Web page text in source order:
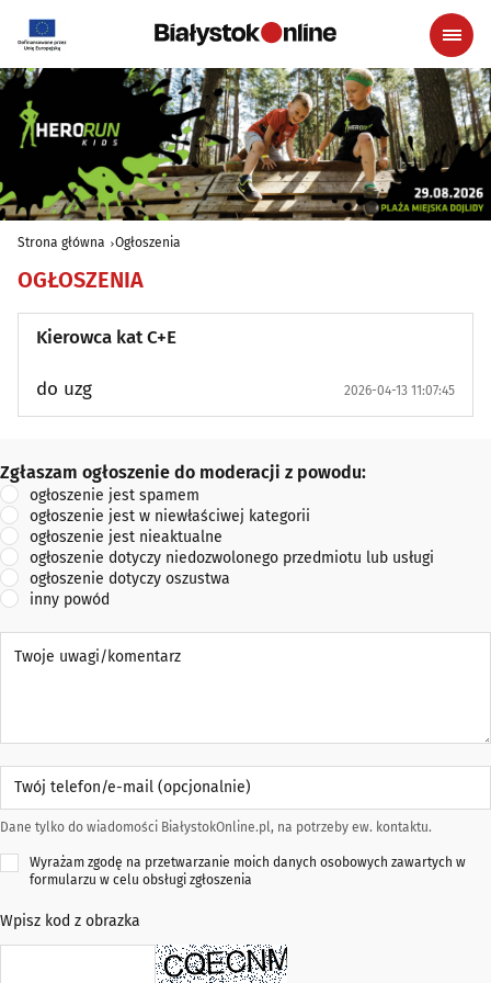
Strona główna Ogłoszenia
OGŁOSZENIA
Kierowca kat C+E
do uzg 2026-04-13 11:07:45
Zgłaszam ogłoszenie do moderacji z powodu:
Zgłaszam ogłoszenie do moderacji z powodu:
ogłoszenie jest spamem
ogłoszenie jest w niewłaściwej kategorii
ogłoszenie jest nieaktualne
ogłoszenie dotyczy niedozwolonego przedmiotu lub usługi
ogłoszenie dotyczy oszustwa
inny powód
Twój telefon/e-mail (opcjonalnie)
Dane tylko do wiadomości BiałystokOnline.pl, na potrzeby ew. kontaktu.
Wyrażam zgodę na przetwarzanie moich danych osobowych zawartych w
formularzu w celu obsługi zgłoszenia
Wpisz kod z obrazka